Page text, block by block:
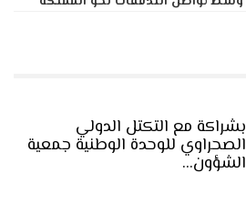
بشراكة مع التكتل الدولي
الصحراوي للوحدة الوطنية جمعية
الشؤون…